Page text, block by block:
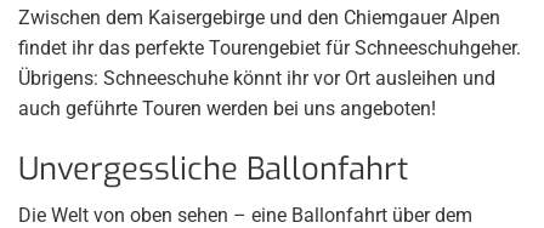
Zwischen dem Kaisergebirge und den Chiemgauer Alpen
findet ihr das perfekte Tourengebiet für Schneeschuhgeher.
Übrigens: Schneeschuhe könnt ihr vor Ort ausleihen und
auch geführte Touren werden bei uns angeboten!
Unvergessliche Ballonfahrt
Die Welt von oben sehen – eine Ballonfahrt über dem